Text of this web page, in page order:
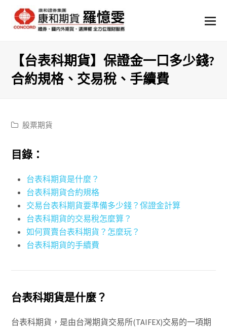
【台表科期貨】保證金一口多少錢?
合約規格、交易稅、手續費
股票期貨
目錄：
台表科期貨是什麼？
台表科期貨合約規格
交易台表科期貨要準備多少錢？保證金計算
台表科期貨的交易稅怎麼算？
如何買賣台表科期貨？怎麼玩？
台表科期貨的手續費
台表科期貨是什麼？
台表科期貨，是由台灣期貨交易所(TAIFEX)交易的一項期